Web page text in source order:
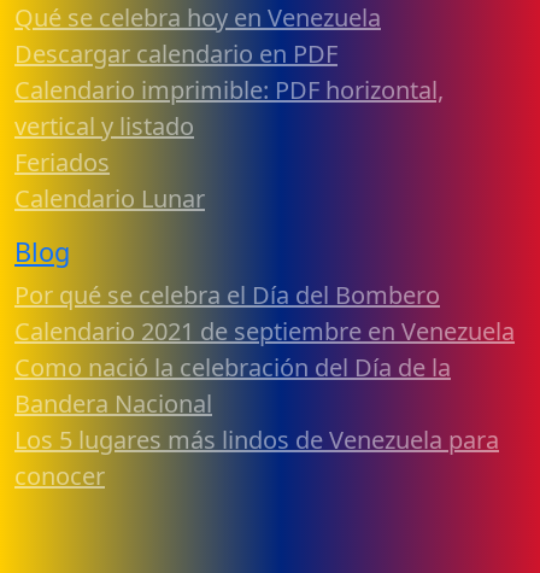
Qué se celebra hoy en Venezuela
Descargar calendario en PDF
Calendario imprimible: PDF horizontal,
vertical y listado
Feriados
Calendario Lunar
Blog
Por qué se celebra el Día del Bombero
Calendario 2021 de septiembre en Venezuela
Como nació la celebración del Día de la
Bandera Nacional
Los 5 lugares más lindos de Venezuela para
conocer